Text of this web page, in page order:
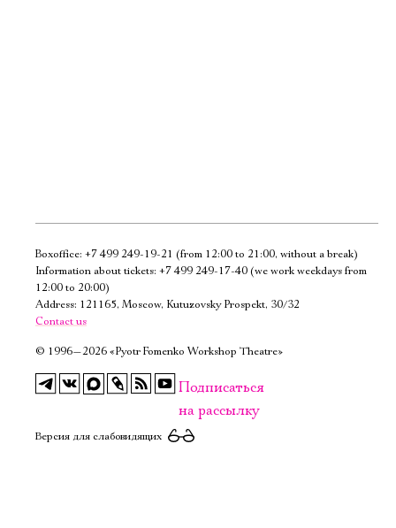
Boxoffice: +7 499 249-19-21 (from 12:00 to 21:00, without a break)
Information about tickets: +7 499 249-17-40 (we work weekdays from
12:00 to 20:00)
Address: 121165, Moscow, Kutuzovsky Prospekt, 30/32
Contact us
© 1996—2026 «Pyotr Fomenko Workshop Theatre»
Подписаться
на рассылку
Версия для слабовидящих
Электропочта
Ознакомиться